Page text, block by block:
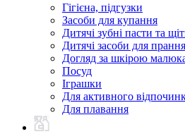
Гігієна, підгузки
Засоби для купання
Дитячі зубні пасти та
Дитячі засоби для
Догляд за шкірою
Посуд
Іграшки
Для активного
Для плавання